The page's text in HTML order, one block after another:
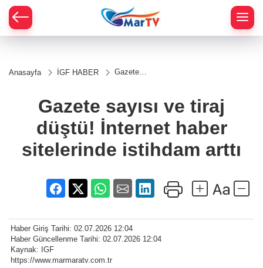
Anasayfa İGF HABER
Gazete
İnternet
haber
sitelerinde
istihdam
arttı
Gazete sayısı ve tiraj
düştü! İnternet haber
sitelerinde istihdam arttı
Haber Giriş Tarihi: 02.07.2026 12:04
Haber Güncellenme Tarihi: 02.07.2026 12:04
Kaynak: IGF
https://www.marmaratv.com.tr